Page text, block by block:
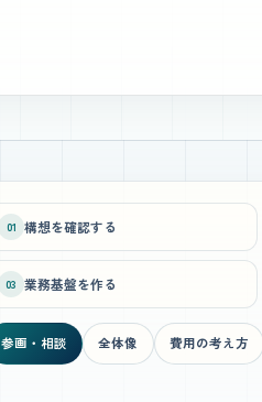
01 構想を確認する
03 業務基盤を作る
参画・相談 全体像 費用の考え方